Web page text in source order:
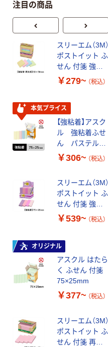
注目の商品
スリーエム（3M）
ポストイット ふ
せん 付箋 強粘
着・再生紙
￥279~ （税込）
本気プライス
【強粘着】アスク
ル 強粘着ふせ
ん パステルカ
ラー
￥306~ （税込）
スリーエム（3M）
ポストイット ふ
せん 付箋 強粘
着
￥539~ （税込）
オリジナル
アスクル はたら
く ふせん 付箋
75×25mm
￥377~ （税込）
スリーエム（3M）
ポストイット ふ
せん 付箋 再生